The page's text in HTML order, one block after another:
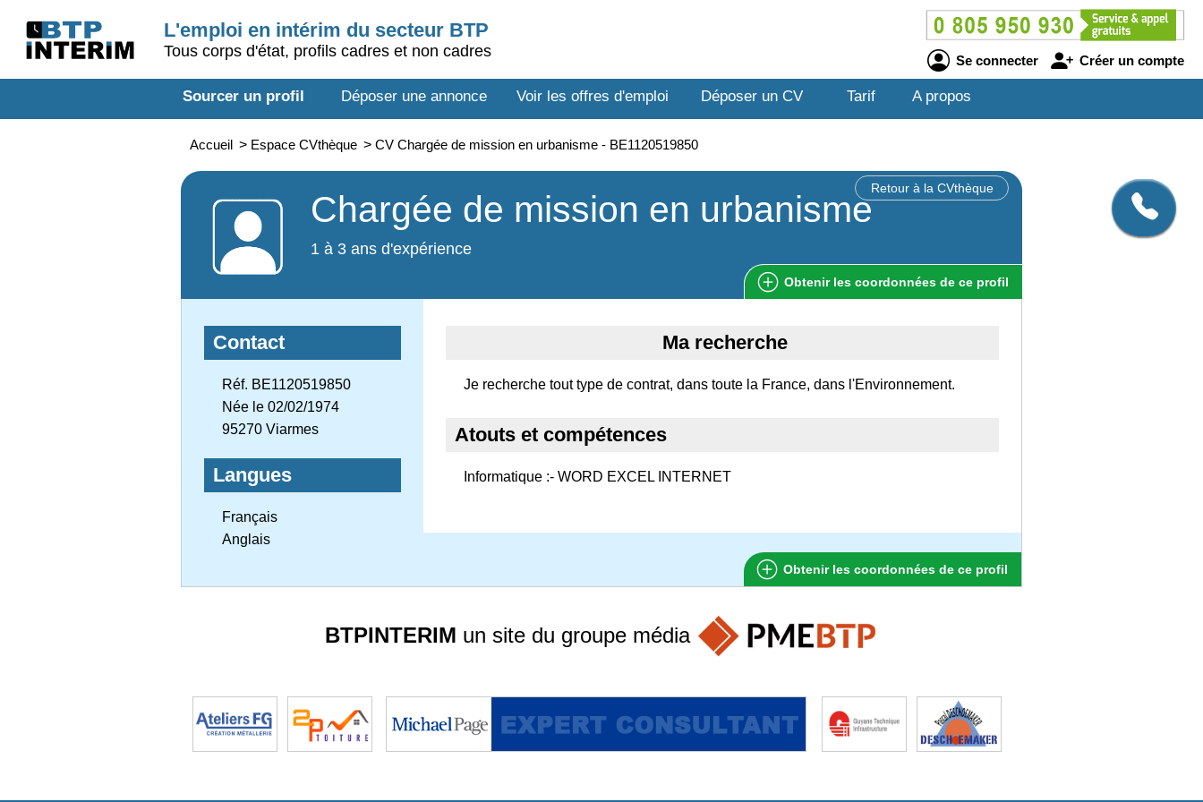
L'emploi en intérim du secteur BTP
Tous corps d'état, profils cadres et non cadres
Se connecter Créer un compte
Sourcer un profil Déposer une annonce Voir les offres d'emploi Déposer un CV Tarif A propos
Accueil > Espace CVthèque > CV Chargée de mission en urbanisme - BE1120519850
Retour à la CVthèque
Chargée de mission en urbanisme
1 à 3 ans d'expérience
Obtenir les coordonnées de ce profil
Contact
Réf. BE1120519850
Née le 02/02/1974
95270 Viarmes
Langues
Français
Anglais
Ma recherche
Je recherche tout type de contrat, dans toute la France, dans l'Environnement.
Atouts et compétences
Informatique :- WORD EXCEL INTERNET
Obtenir les coordonnées de ce profil
BTPINTERIM un site du groupe média